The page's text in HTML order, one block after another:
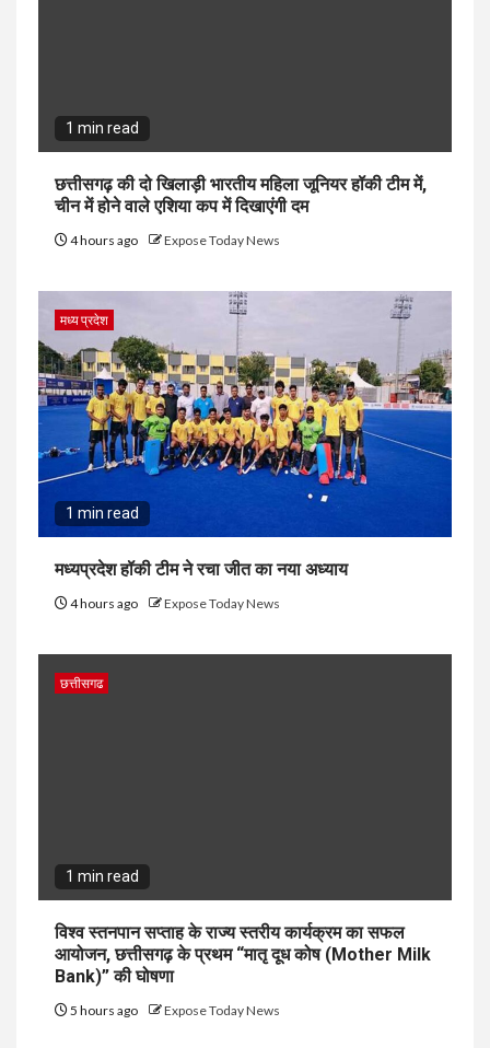
1 min read
छत्तीसगढ़ की दो खिलाड़ी भारतीय महिला जूनियर हॉकी टीम में,
चीन में होने वाले एशिया कप में दिखाएंगी दम
4 hours ago Expose Today News
मध्य प्रदेश
1 min read
मध्यप्रदेश हॉकी टीम ने रचा जीत का नया अध्याय
4 hours ago Expose Today News
छत्तीसगढ
1 min read
विश्व स्तनपान सप्ताह के राज्य स्तरीय कार्यक्रम का सफल
आयोजन, छत्तीसगढ़ के प्रथम “मातृ दूध कोष (Mother Milk
Bank)” की घोषणा
5 hours ago Expose Today News